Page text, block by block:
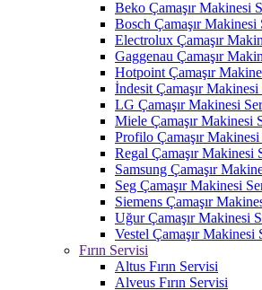
Beko Çamaşır Makinesi
Bosch Çamaşır Makinesi
Electrolux Çamaşır
Gaggenau Çamaşır
Hotpoint Çamaşır
İndesit Çamaşır Makinesi
LG Çamaşır Makinesi
Miele Çamaşır Makinesi
Profilo Çamaşır
Regal Çamaşır Makinesi
Samsung Çamaşır
Seg Çamaşır Makinesi
Siemens Çamaşır
Uğur Çamaşır Makinesi
Vestel Çamaşır Makinesi
Fırın Servisi
Altus Fırın Servisi
Alveus Fırın Servisi